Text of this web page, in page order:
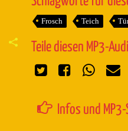
Frosch Teich
Teile diesen MP3-
Infos und